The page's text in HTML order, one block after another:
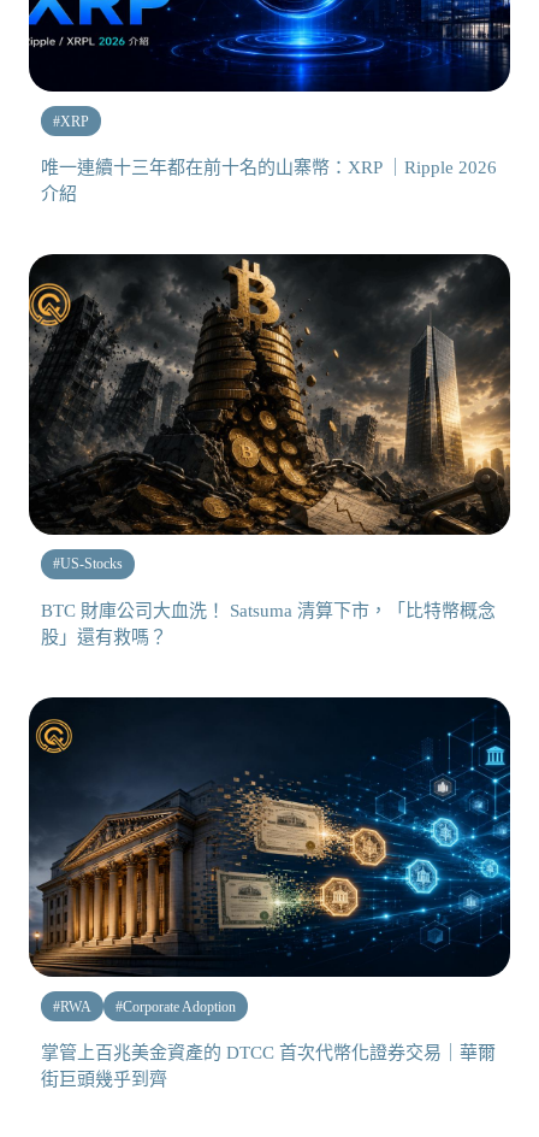
#XRP
唯一連續十三年都在前十名的山寨幣：XRP ｜Ripple 2026
介紹
#US-Stocks
BTC 財庫公司大血洗！ Satsuma 清算下市，「比特幣概念
股」還有救嗎？
#RWA #Corporate Adoption
掌管上百兆美金資產的 DTCC 首次代幣化證券交易｜華爾
街巨頭幾乎到齊